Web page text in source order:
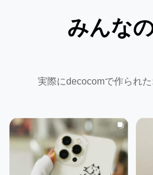
みんな
実際にdecocomで作られ